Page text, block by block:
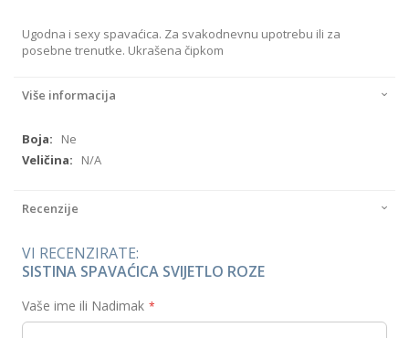
Ugodna i sexy spavaćica. Za svakodnevnu upotrebu ili za
posebne trenutke. Ukrašena čipkom
Više informacija
Više
informacija
Ne
N/A
Recenzije
VI RECENZIRATE:
SISTINA SPAVAĆICA SVIJETLO ROZE
Vaše ime ili Nadimak